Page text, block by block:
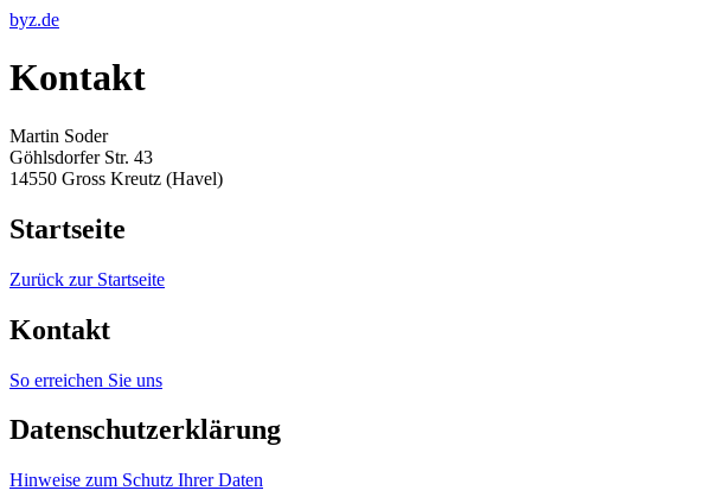
byz.de
Kontakt
Martin Soder
Göhlsdorfer Str. 43
14550 Gross Kreutz (Havel)
Startseite
Zurück zur Startseite
Kontakt
So erreichen Sie uns
Datenschutzerklärung
Hinweise zum Schutz Ihrer Daten